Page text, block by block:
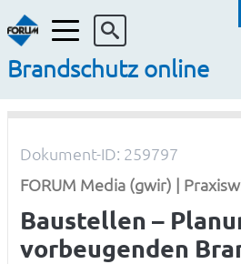
Menü
Brandschutz online
Dokument-ID: 259797
FORUM Media (gwir) |
Baustellen –
vorbeugenden